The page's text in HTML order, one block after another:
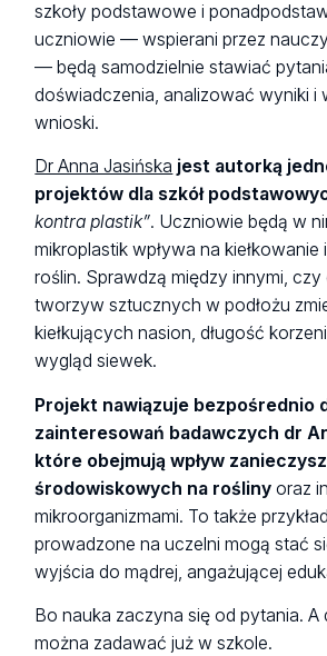
szkoły podstawowe i
uczniowie — wspierani przez
— będą samodzielnie stawiać
doświadczenia, analizować wyniki i
wnioski.
Dr Anna Jasińska jest autorką
projektów dla szkół
kontra plastik”. Uczniowie będą w
mikroplastik wpływa na kiełkowanie
roślin. Sprawdzą między innymi,
tworzyw sztucznych w podłożu
kiełkujących nasion, długość
wygląd siewek.
Projekt nawiązuje bezpośrednio
zainteresowań badawczych dr
które obejmują wpływ
środowiskowych na rośliny oraz
mikroorganizmami. To także
prowadzone na uczelni mogą stać
wyjścia do mądrej, angażującej
Bo nauka zaczyna się od pytania. A
można zadawać już w szkole.